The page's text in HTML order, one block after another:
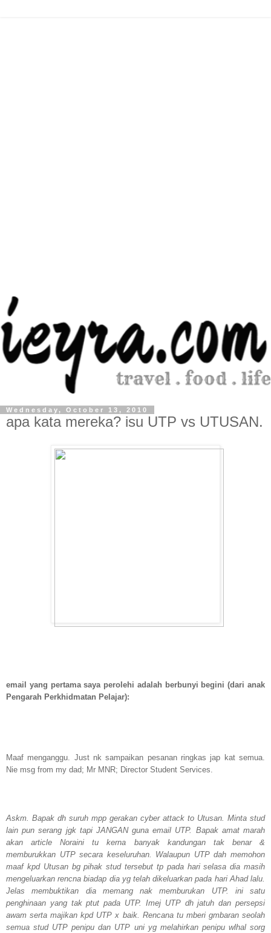
Wednesday, October 13, 2010
apa kata mereka? isu UTP vs UTUSAN.
email yang pertama saya perolehi adalah berbunyi begini (dari anak
Pengarah Perkhidmatan Pelajar):
Maaf menganggu. Just nk sampaikan pesanan ringkas jap kat semua.
Nie msg from my dad; Mr MNR; Director Student Services.
Askm. Bapak dh suruh mpp gerakan cyber attack to Utusan. Minta stud
lain pun serang jgk tapi JANGAN guna email UTP. Bapak amat marah
akan article Noraini tu kerna banyak kandungan tak benar &
memburukkan UTP secara keseluruhan. Walaupun UTP dah memohon
maaf kpd Utusan bg pihak stud tersebut tp pada hari selasa dia masih
mengeluarkan rencna biadap dia yg telah dikeluarkan pada hari Ahad lalu.
Jelas membuktikan dia memang nak memburukan UTP. ini satu
penghinaan yang tak ptut pada UTP. Imej UTP dh jatuh dan persepsi
awam serta majikan kpd UTP x baik. Rencana tu mberi gmbaran seolah
semua stud UTP penipu dan UTP uni yg melahirkan penipu wlhal sorg